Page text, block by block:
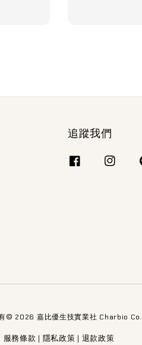
追蹤我們
© 2026 嘉比優生技實業社 Charbio Co.
服務條款 | 隱私政策 | 退款政策